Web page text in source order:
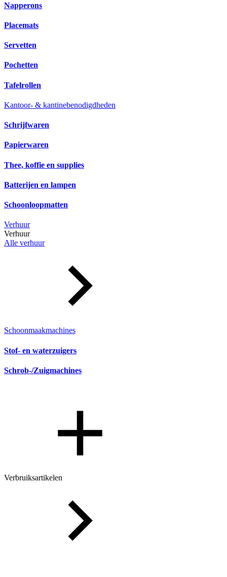
Napperons
Placemats
Servetten
Pochetten
Tafelrollen
Kantoor- & kantinebenodigdheden
Schrijfwaren
Papierwaren
Thee, koffie en supplies
Batterijen en lampen
Schoonloopmatten
Verhuur
Verhuur
Alle verhuur
Schoonmaakmachines
Stof- en waterzuigers
Schrob-/Zuigmachines
Verbruiksartikelen